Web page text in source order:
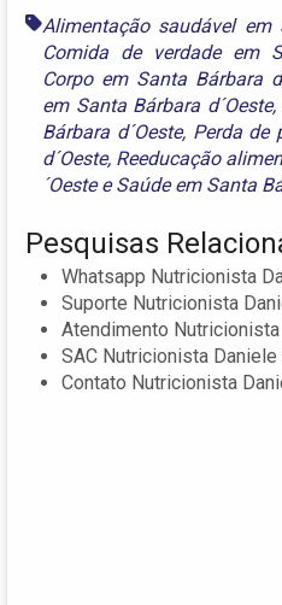
Alimentação saudável em
Comida de verdade em
Corpo em Santa Bárbara
em Santa Bárbara d´Oeste,
Bárbara d´Oeste, Perda de
d´Oeste, Reeducação
´OesteeSaúde em Santa
Pesquisas
Whatsapp Nutricionista
Suporte Nutricionista
Atendimento
SAC Nutricionista
Contato Nutricionista